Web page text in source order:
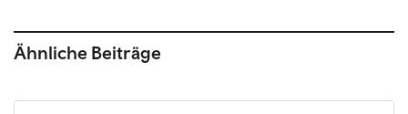
Ähnliche Beiträge